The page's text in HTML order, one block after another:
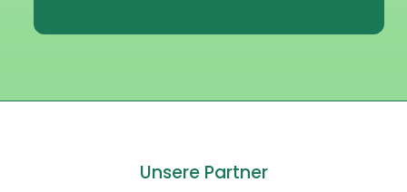
Unsere Partner